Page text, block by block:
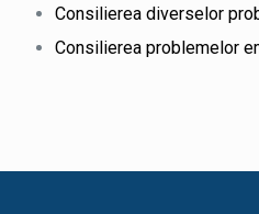
Consilierea diverselor
Consilierea problemelor